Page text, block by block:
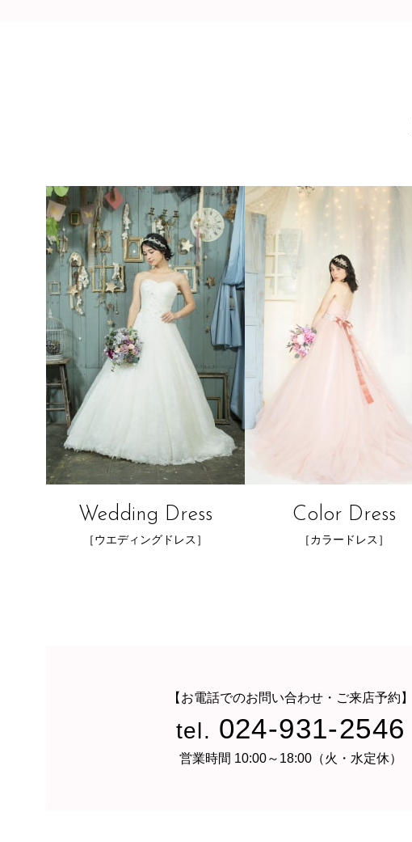
Wedding Dress
［ウエディングドレス］
Color Dress
［カラードレス］
【お電話でのお問い合わせ・ご来店予約】
tel. 024-931-2546
営業時間 10:00～18:00（火・水定休）